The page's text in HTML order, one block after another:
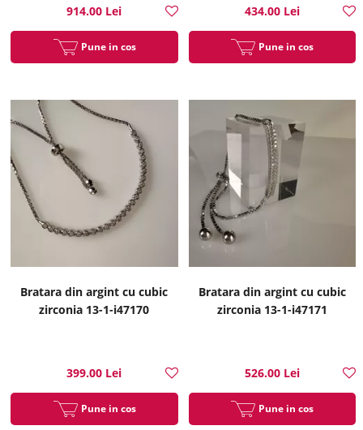
914.00 Lei
Pune in cos
434.00 Lei
Pune in cos
Bratara din argint cu cubic
zirconia 13-1-i47170
399.00 Lei
Pune in cos
Bratara din argint cu cubic
zirconia 13-1-i47171
526.00 Lei
Pune in cos